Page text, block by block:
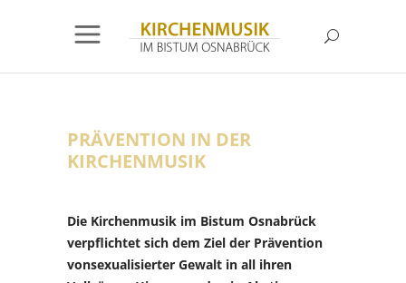
PRÄVENTION IN DER
KIRCHENMUSIK
Die Kirchenmusik im Bistum Osnabrück
verpflichtet sich dem Ziel der Prävention
vonsexualisierter Gewalt in all ihren